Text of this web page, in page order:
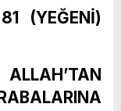
(YEĞENİ)